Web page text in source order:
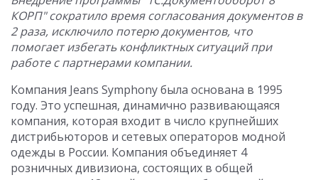
КОРП" сократило время согласования документов в
2 раза, исключило потерю документов, что
помогает избегать конфликтных ситуаций при
работе с партнерами компании.
Компания Jeans Symphony была основана в 1995
году. Это успешная, динамично развивающаяся
компания, которая входит в число крупнейших
дистрибьюторов и сетевых операторов модной
одежды в России. Компания объединяет 4
розничных дивизиона, состоящих в общей